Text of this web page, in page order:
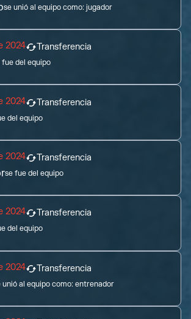
se unió al equipo como:jugador
2024 Transferencia
fue del equipo
2024 Transferencia
del equipo
2024 Transferencia
se fue del equipo
2024 Transferencia
del equipo
2024 Transferencia
unió al equipo como:entrenador